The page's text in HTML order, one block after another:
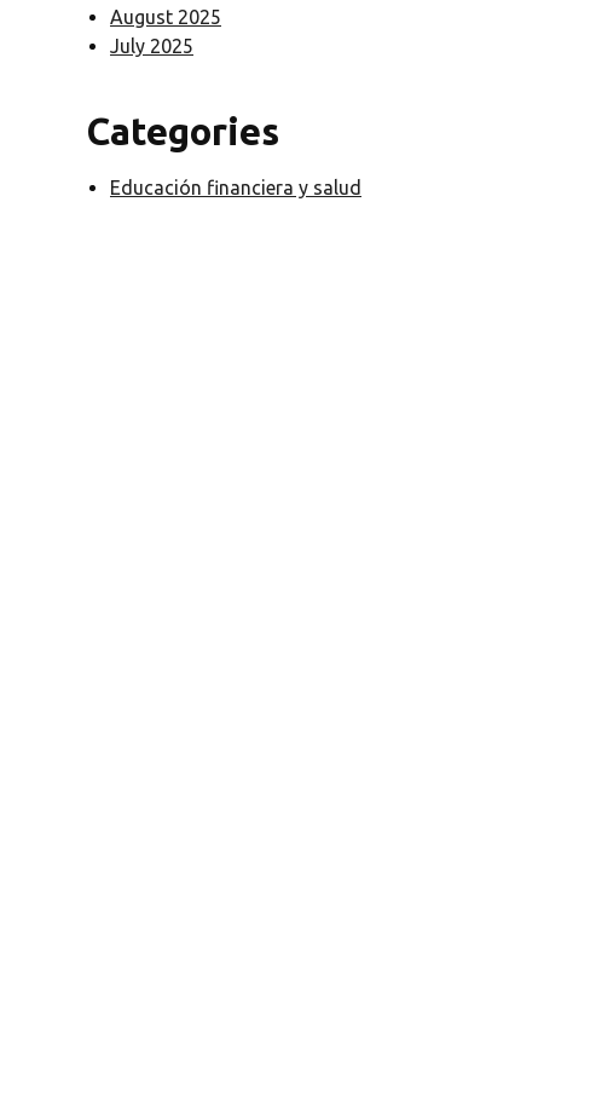
August 2025
July 2025
Categories
Educación financiera y salud